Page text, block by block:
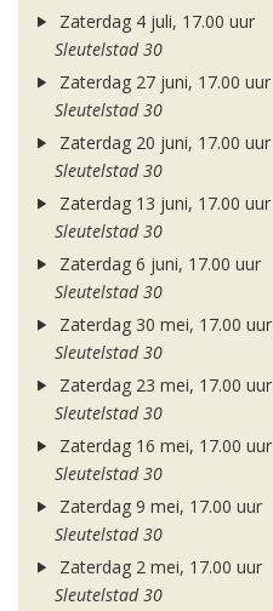
Zaterdag 4 juli, 17.00 uur
Sleutelstad 30
Zaterdag 27 juni, 17.00 uur
Sleutelstad 30
Zaterdag 20 juni, 17.00 uur
Sleutelstad 30
Zaterdag 13 juni, 17.00 uur
Sleutelstad 30
Zaterdag 6 juni, 17.00 uur
Sleutelstad 30
Zaterdag 30 mei, 17.00 uur
Sleutelstad 30
Zaterdag 23 mei, 17.00 uur
Sleutelstad 30
Zaterdag 16 mei, 17.00 uur
Sleutelstad 30
Zaterdag 9 mei, 17.00 uur
Sleutelstad 30
Zaterdag 2 mei, 17.00 uur
Sleutelstad 30